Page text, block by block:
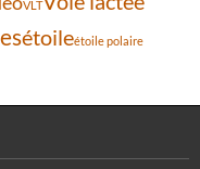
VLT
étoileétoile polaire